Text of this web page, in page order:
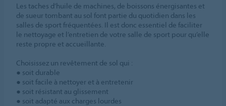
Les taches d’huile de machines, de boissons énergisantes et
de sueur tombant au sol font partie du quotidien dans les
salles de sport fréquentées. Il est donc essentiel de faciliter
le nettoyage et l’entretien de votre salle de sport pour qu’elle
reste propre et accueillante.
Choisissez un revêtement de sol qui :
● soit durable
● soit facile à nettoyer et à entretenir
● soit résistant au glissement
● soit adapté aux charges lourdes